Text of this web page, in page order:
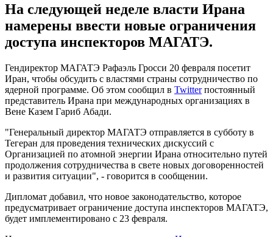
На следующей неделе власти Ирана
намерены ввести новые ограничения
доступа инспекторов МАГАТЭ.
Гендиректор МАГАТЭ Рафаэль Гросси 20 февраля посетит
Иран, чтобы обсудить с властями страны сотрудничество по
ядерной программе. Об этом сообщил в Twitterпостоянный
представитель Ирана при международных организациях в
Вене Казем Гариб Абади.
"Генеральный директор МАГАТЭ отправляется в субботу в
Тегеран для проведения технических дискуссий с
Организацией по атомной энергии Ирана относительно путей
продолжения сотрудничества в свете новых договоренностей
и развития ситуации", - говорится в сообщении.
Дипломат добавил, что новое законодательство, которое
предусматривает ограничение доступа инспекторов МАГАТЭ,
будет имплементировано с 23 февраля.